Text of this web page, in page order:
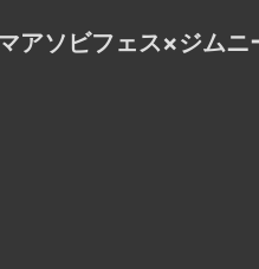
アソビフェス×ジムニ